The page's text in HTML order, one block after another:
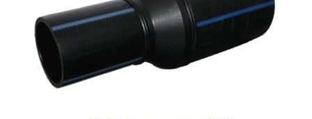
Пожарные подставки фланцевые
(глухие)
Ремонтно-соединительная арматура
Демонтажная /монтажная вставка PN